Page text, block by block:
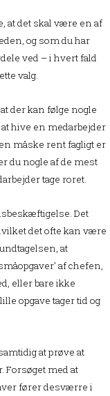
at det skal være en af
og som du har
ved – i hvert fald
valg.
der kan følge nogle
hive en medarbejder
måske rent fagligt er
du nogle af de mest
tage roret.
Det
det ofte kan være
at
af chefen,
eller bare ikke
opgave tager tid og
at prøve at
Forsøget med at
fører desværre i